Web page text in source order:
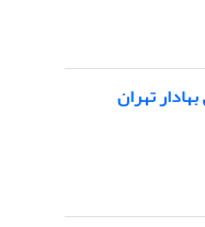
تهران